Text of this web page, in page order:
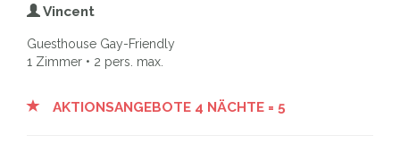
Vincent
Guesthouse Gay-Friendly
1 Zimmer • 2 pers. max.
AKTIONSANGEBOTE 4 NÄCHTE = 5